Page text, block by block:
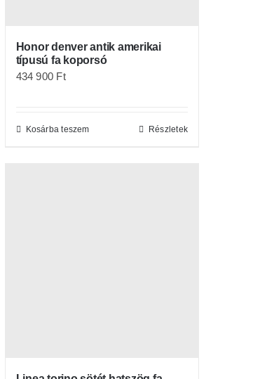
Honor denver antik amerikai
típusú fa koporsó
434 900 Ft
Kosárba teszem Részletek